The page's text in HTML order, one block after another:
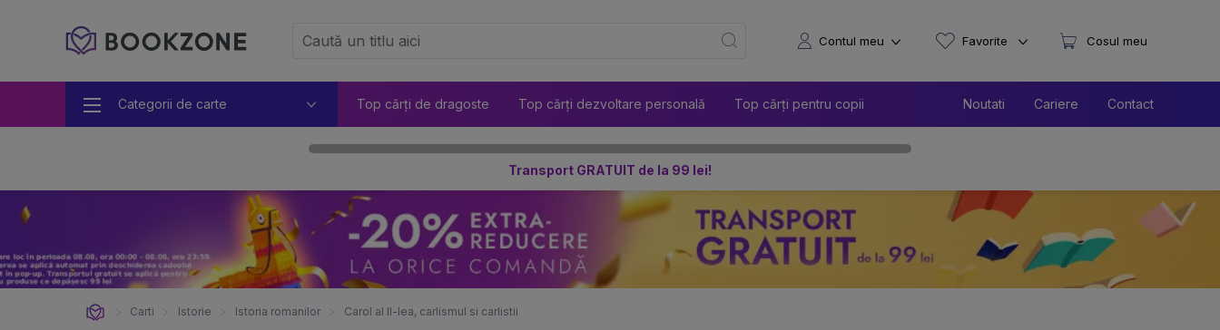
Categorii de carte Top cărți de dragoste Top cărți dezvoltare personală Top cărți pentru copii Noutati Cariere Contact
Contul meu Favorite Cosul meu
Transport GRATUIT de la 99 lei!
Carti Istorie Istoria romanilor Carol al II-lea, carlismul si carlistii